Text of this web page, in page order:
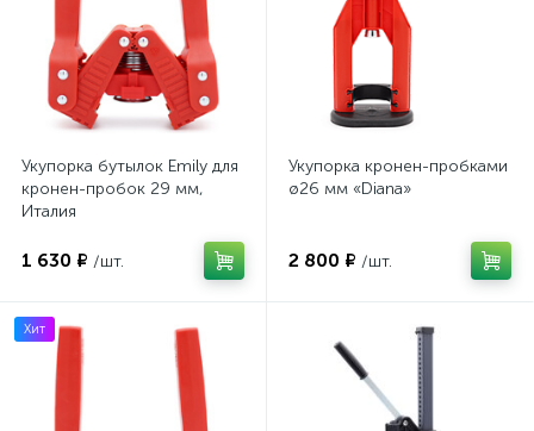
Укупорка бутылок Emily для
кронен-пробок 29 мм,
Италия
1 630 ₽ /шт.
Укупорка кронен-пробками
ø26 мм «Diana»
2 800 ₽ /шт.
Хит